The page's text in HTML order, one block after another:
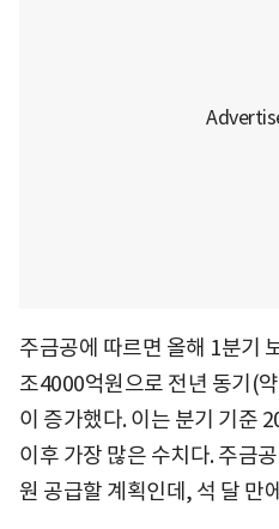
주금공에 따르면 올해 1분기
조4000억원으로 전년 동기(
이 증가했다. 이는 분기 기준
이후 가장 많은 수치다. 주금
원 공급할 계획인데, 석 달 만